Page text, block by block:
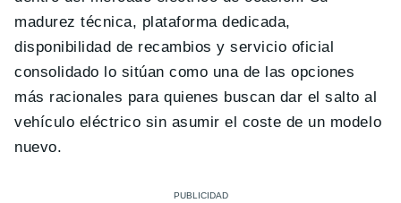
madurez técnica, plataforma dedicada,
disponibilidad de recambios y servicio oficial
consolidado lo sitúan como una de las opciones
más racionales para quienes buscan dar el salto al
vehículo eléctrico sin asumir el coste de un modelo
nuevo.